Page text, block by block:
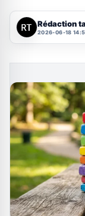
Rédaction
2026-06-18